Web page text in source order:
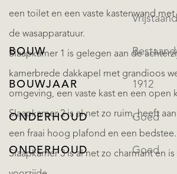
een toilet en een vaste kastenwand
de wasapparatuur.
Slaapkamer 1 is gelegen aan de
kamerbrede dakkapel met grandioos
omgeving, een vaste kast en een open
Slaapkamer 2 is al net zo ruim, heeft
een fraai hoog plafond en een bedstee.
Slaapkamer 3 is al net zo charmant en
BOUW
BOUWJAAR 1912
ONDERHOUD Goed
ONDERHOUD Goed